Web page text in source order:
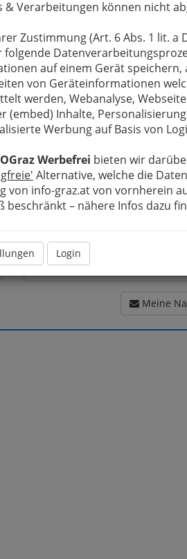
& Verarbeitungen können nicht
Zustimmung (Art. 6 Abs. 1 lit. a
folgende
auf einem Gerät
von Geräteinformationen
werden, Webanalyse,
(embed) Inhalte,
Werbung auf Basis von
Werbefrei bieten wir
Alternative, welche die
von info-graz.at von vornherein
beschränkt – nähere Infos dazu
Login
bewahren, verwenden wir an
Ihre Nachricht wird nach
Kapfenberger
weitergeleitet.
Meine Nachricht
Meine